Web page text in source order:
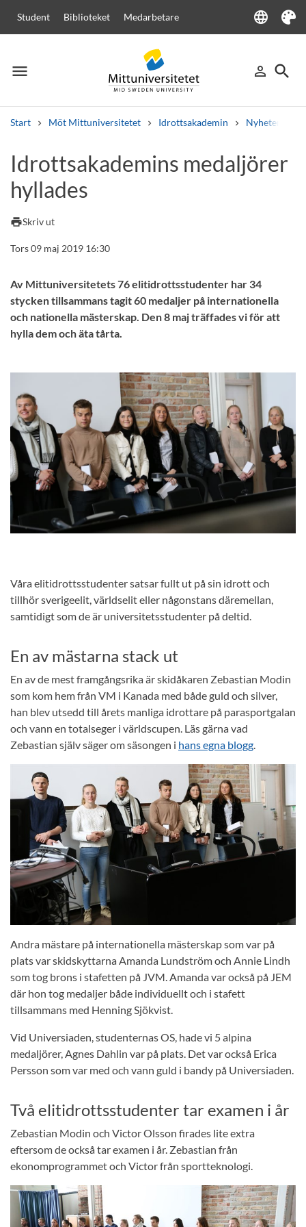
Student Biblioteket Medarbetare language
Language
Tema
menu
Meny person_outline
Logga in
search
Sök
Start Möt Mittuniversitetet Idrottsakademin Nyheter
Andra söktjänster
Kurser och program
Lediga jobb
Idrottsakademins medaljörer
hyllades
printSkriv ut
Tors 09 maj 2019 16:30
Av Mittuniversitetets 76 elitidrottsstudenter har 34
stycken tillsammans tagit 60 medaljer på internationella
och nationella mästerskap. Den 8 maj träffades vi för att
hylla dem och äta tårta.
Våra elitidrottsstudenter satsar fullt ut på sin idrott och
tillhör sverigeelit, världselit eller någonstans däremellan,
samtidigt som de är universitetsstudenter på deltid.
En av mästarna stack ut
En av de mest framgångsrika är skidåkaren Zebastian Modin
som kom hem från VM i Kanada med både guld och silver,
han blev utsedd till årets manliga idrottare på parasportgalan
och vann en totalseger i världscupen. Läs gärna vad
Zebastian själv säger om säsongen i hans egna blogg.
Andra mästare på internationella mästerskap som var på
plats var skidskyttarna Amanda Lundström och Annie Lindh
som tog brons i stafetten på JVM. Amanda var också på JEM
där hon tog medaljer både individuellt och i stafett
tillsammans med Henning Sjökvist.
Vid Universiaden, studenternas OS, hade vi 5 alpina
medaljörer, Agnes Dahlin var på plats. Det var också Erica
Persson som var med och vann guld i bandy på Universiaden.
Två elitidrottsstudenter tar examen i år
Zebastian Modin och Victor Olsson firades lite extra
eftersom de också tar examen i år. Zebastian från
ekonomprogrammet och Victor från sportteknologi.